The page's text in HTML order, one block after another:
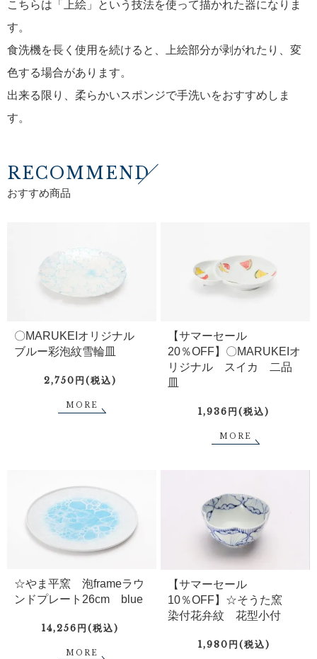
こちらは「上絵」という技法を使って描かれた器になりま
す。
食洗機を長く使用を続けると、上絵部分が剥がれたり、変
色する場合があります。
出来る限り、柔らかいスポンジで手洗いをおすすめしま
す。
RECOMMEND
おすすめ商品
〇MARUKEIオリジナル
ブルー彩泡紋雪輪皿
2,750円(税込)
MORE
【サマーセール
20％OFF】〇MARUKEIオ
リジナル スイカ 二品
皿
1,936円(税込)
MORE
☆やま平窯 泡frameラウ
ンドプレート26cm blue
14,256円(税込)
MORE
【サマーセール
10％OFF】☆そうた窯
染付花弁紋 花型小付
1,980円(税込)